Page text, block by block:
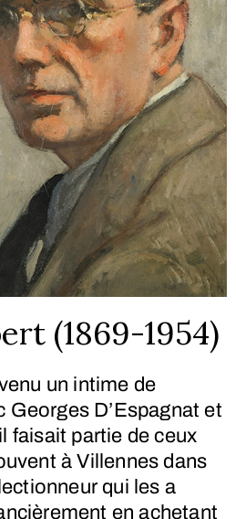
(1869-1954)
un intime de
Georges D’Espagnat et
faisait partie de ceux
à Villennes dans
qui les a
en achetant